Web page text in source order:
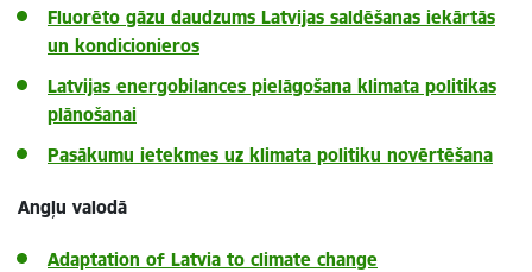
Fluorēto gāzu daudzums Latvijas saldēšanas iekārtās
un kondicionieros
Latvijas energobilances pielāgošana klimata politikas
plānošanai
Pasākumu ietekmes uz klimata politiku novērtēšana
Angļu valodā
Adaptation of Latvia to climate change